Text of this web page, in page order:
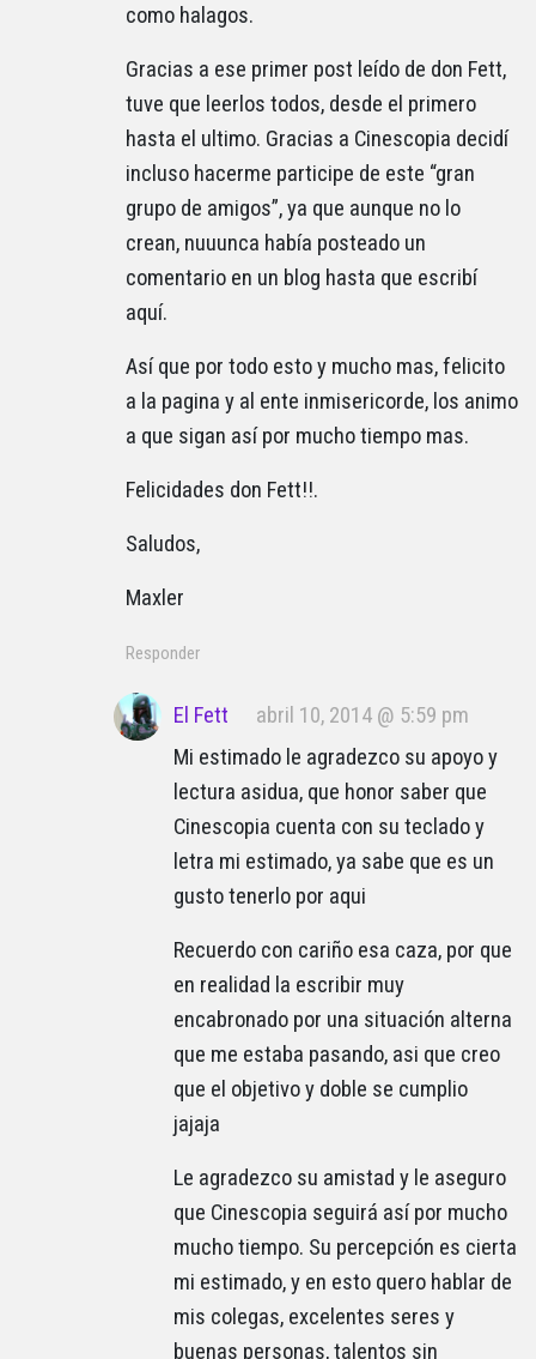
como halagos.
Gracias a ese primer post leído de don Fett,
tuve que leerlos todos, desde el primero
hasta el ultimo. Gracias a Cinescopia decidí
incluso hacerme participe de este “gran
grupo de amigos”, ya que aunque no lo
crean, nuuunca había posteado un
comentario en un blog hasta que escribí
aquí.
Así que por todo esto y mucho mas, felicito
a la pagina y al ente inmisericorde, los animo
a que sigan así por mucho tiempo mas.
Felicidades don Fett!!.
Saludos,
Maxler
Responder
El Fett
abril 10, 2014 @ 5:59 pm
Mi estimado le agradezco su apoyo y
lectura asidua, que honor saber que
Cinescopia cuenta con su teclado y
letra mi estimado, ya sabe que es un
gusto tenerlo por aqui
Recuerdo con cariño esa caza, por que
en realidad la escribir muy
encabronado por una situación alterna
que me estaba pasando, asi que creo
que el objetivo y doble se cumplio
jajaja
Le agradezco su amistad y le aseguro
que Cinescopia seguirá así por mucho
mucho tiempo. Su percepción es cierta
mi estimado, y en esto quero hablar de
mis colegas, excelentes seres y
buenas personas, talentos sin